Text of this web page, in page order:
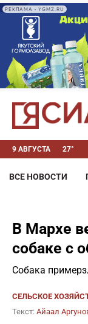
РЕКЛАМА • YGMZ.RU
9 АВГУСТА 27°
ВСЕ НОВОСТИ
В Мархе
собаке с
Собака
СЕЛЬСКОЕ
Текст: Айаал